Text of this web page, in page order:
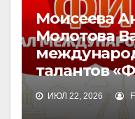
Моисеева
Молотова
талантов
ИЮЛ 22, 2026